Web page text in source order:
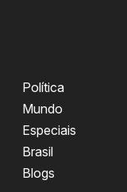
Política
Mundo
Especiais
Brasil
Blogs